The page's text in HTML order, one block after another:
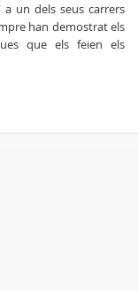
a un dels seus carrers
han demostrat els
que els feien els